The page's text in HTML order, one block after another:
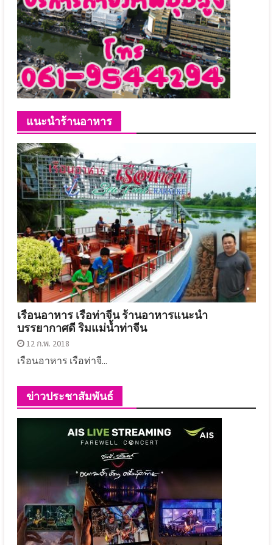
แนะนำร้านอาหาร
เรือนอาหาร เรือท่าจีน ร้านอาหารแนะนำ
บรรยากาศดี ริมแม่น้ำท่าจีน
12 ก.พ. 2018
เรือนอาหาร เรือท่าจี...
ข่าวประชาสัมพันธ์